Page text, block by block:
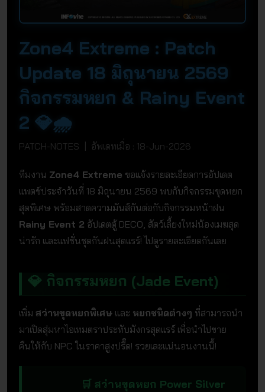
Zone4 Extreme : Patch
Update 18 มิถุนายน 2569
กิจกรรมหยก & Rainy Event
2 💎🌧️
PATCH-NOTES | อัพเดทเมื่อ : 18-Jun-2026
ทีมงาน Zone4 Extreme ขอแจ้งรายละเอียดการอัปเดต
แพตช์ประจำวันที่ 18 มิถุนายน 2569 พบกับกิจกรรมขุดหยก
สุดพิเศษ พร้อมสาดความมันส์กันต่อกับกิจกรรมหน้าฝน
Rainy Event 2 อัปเดตตู้ DECO, สัตว์เลี้ยงใหม่น้องเมฆสุด
น่ารัก และแฟชั่นชุดกันฝนสุดแรร์! ไปดูรายละเอียดกันเลย
💎 กิจกรรมหยก (Jade Event)
เพิ่ม สว่านขุดหยกพิเศษ และ หยกชนิดต่างๆ ที่สามารถนำ
มาเปิดสุ่มหาไอเทมตราประทับมังกรสุดแรร์ เพื่อนำไปขาย
คืนให้กับ NPC ในราคาสูงปรี๊ด! รวยเละแน่นอนงานนี้!
🛒 สว่านขุดหยก Power Silver